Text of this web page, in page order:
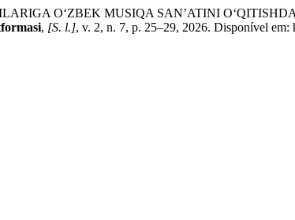
O‘ZBEK MUSIQA SANʼATINI
, [S. l.], v. 2, n. 7, p. 25–29, 2026. Disponível